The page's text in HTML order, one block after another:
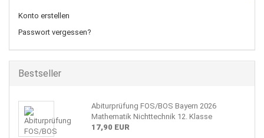
Konto erstellen
Passwort vergessen?
Bestseller
Abiturprüfung FOS/BOS Bayern 2026
Mathematik Nichttechnik 12. Klasse
17,90 EUR